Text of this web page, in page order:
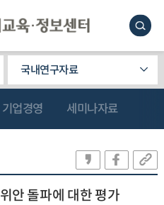
국내연구자료
기업경영 세미나자료
안 돌파에 대한 평가